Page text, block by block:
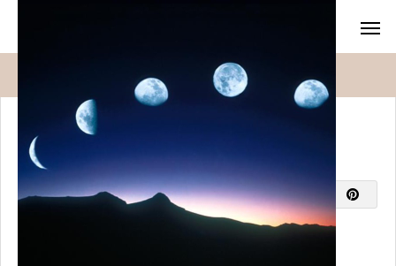
moon-phases-calender
moon-phases-calender
2025.11.06